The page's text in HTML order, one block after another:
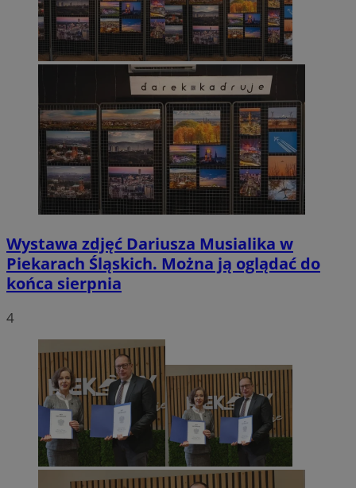
Wystawa zdjęć Dariusza Musialika w
Piekarach Śląskich. Można ją oglądać do
końca sierpnia
4